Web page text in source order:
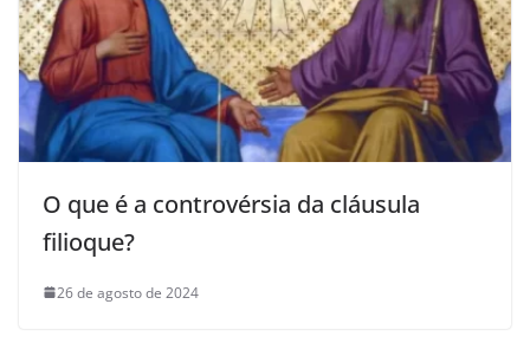
O que é a controvérsia da cláusula
filioque?
26 de agosto de 2024